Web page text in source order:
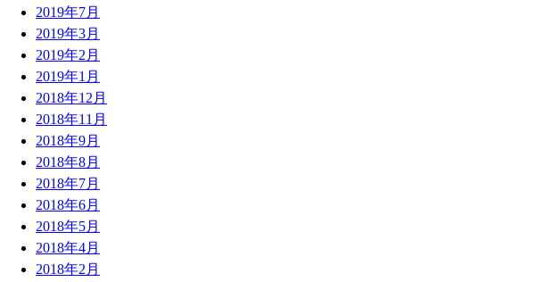
2019年7月
2019年3月
2019年2月
2019年1月
2018年12月
2018年11月
2018年9月
2018年8月
2018年7月
2018年6月
2018年5月
2018年4月
2018年2月